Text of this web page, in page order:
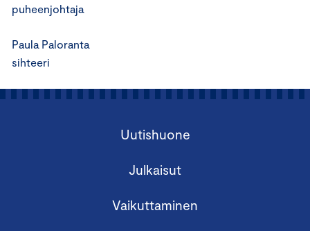
puheenjohtaja
Paula Paloranta
sihteeri
Uutishuone
Julkaisut
Vaikuttaminen